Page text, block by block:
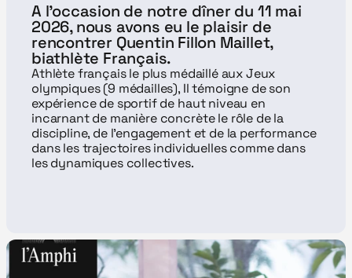
A l'occasion de notre dîner du 11 mai
2026, nous avons eu le plaisir de
rencontrer Quentin Fillon Maillet,
biathlète Français.
Athlète français le plus médaillé aux Jeux
olympiques (9 médailles), Il témoigne de son
expérience de sportif de haut niveau en
incarnant de manière concrète le rôle de la
discipline, de l’engagement et de la performance
dans les trajectoires individuelles comme dans
les dynamiques collectives.